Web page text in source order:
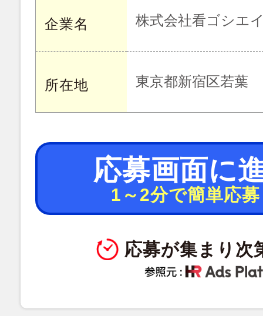
企業名 株式会社看ゴシエ
所在地 東京都新宿区若葉
応募画面に
1～2分で簡単応
応募が集まり次